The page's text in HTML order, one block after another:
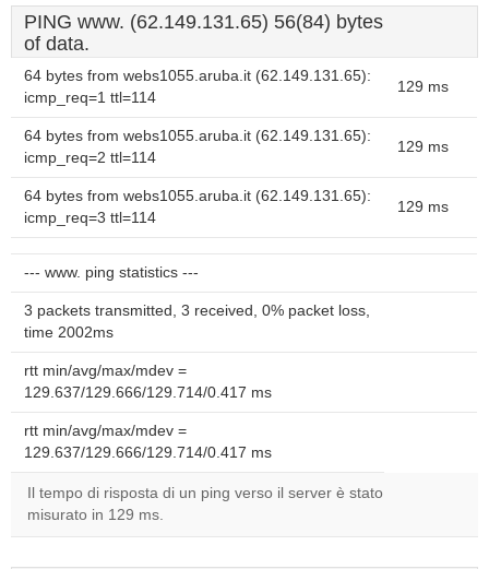
PING www. (62.149.131.65) 56(84) bytes
of data.
64 bytes from webs1055.aruba.it (62.149.131.65):
icmp_req=1 ttl=114
129 ms
64 bytes from webs1055.aruba.it (62.149.131.65):
icmp_req=2 ttl=114
129 ms
64 bytes from webs1055.aruba.it (62.149.131.65):
icmp_req=3 ttl=114
129 ms
--- www. ping statistics ---
3 packets transmitted, 3 received, 0% packet loss,
time 2002ms
rtt min/avg/max/mdev =
129.637/129.666/129.714/0.417 ms
rtt min/avg/max/mdev =
129.637/129.666/129.714/0.417 ms
Il tempo di risposta di un ping verso il server è stato
misurato in 129 ms.